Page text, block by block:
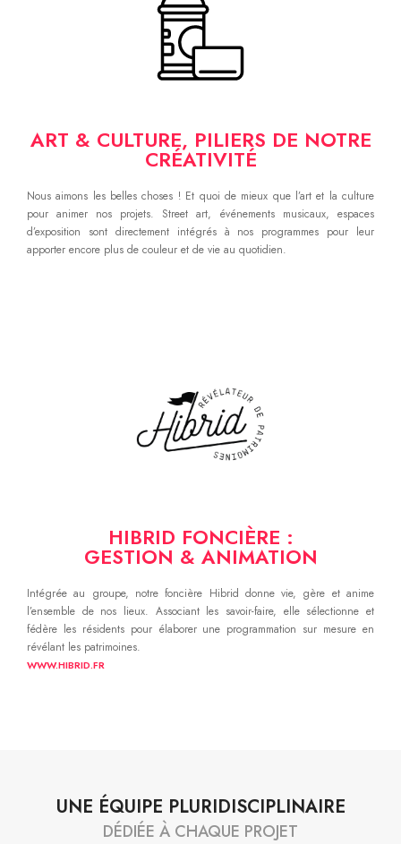
ART & CULTURE, PILIERS DE NOTRE
CRÉATIVITÉ
Nous aimons les belles choses ! Et quoi de mieux que l’art et la culture
pour animer nos projets. Street art, événements musicaux, espaces
d’exposition sont directement intégrés à nos programmes pour leur
apporter encore plus de couleur et de vie au quotidien.
HIBRID FONCIÈRE :
GESTION & ANIMATION
Intégrée au groupe, notre foncière Hibrid donne vie, gère et anime
l’ensemble de nos lieux. Associant les savoir-faire, elle sélectionne et
fédère les résidents pour élaborer une programmation sur mesure en
révélant les patrimoines.
WWW.HIBRID.FR
UNE ÉQUIPE PLURIDISCIPLINAIRE
DÉDIÉE À CHAQUE PROJET